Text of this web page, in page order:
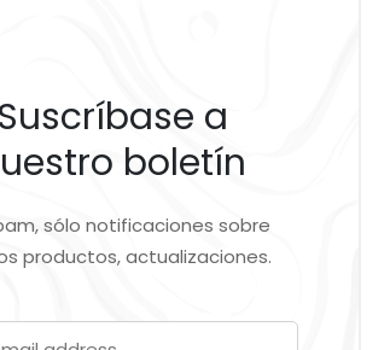
Suscríbase a
boletín
sólo notificaciones sobre
productos, actualizaciones.